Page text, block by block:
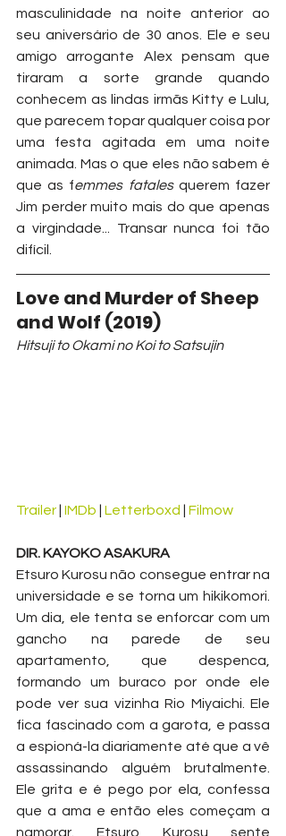
masculinidade na noite anterior ao
seu aniversário de 30 anos. Ele e seu
amigo arrogante Alex pensam que
tiraram a sorte grande quando
conhecem as lindas irmãs Kitty e Lulu,
que parecem topar qualquer coisa por
uma festa agitada em uma noite
animada. Mas o que eles não sabem é
que as femmes fatales querem fazer
Jim perder muito mais do que apenas
a virgindade... Transar nunca foi tão
difícil.
Love and Murder of Sheep
and Wolf (2019)
Hitsuji to Okami no Koi to Satsujin
Trailer | IMDb | Letterboxd | Filmow
DIR. KAYOKO ASAKURA
Etsuro Kurosu não consegue entrar na
universidade e se torna um hikikomori.
Um dia, ele tenta se enforcar com um
gancho na parede de seu
apartamento, que despenca,
formando um buraco por onde ele
pode ver sua vizinha Rio Miyaichi. Ele
fica fascinado com a garota, e passa
a espioná-la diariamente até que a vê
assassinando alguém brutalmente.
Ele grita e é pego por ela, confessa
que a ama e então eles começam a
namorar. Etsuro Kurosu sente